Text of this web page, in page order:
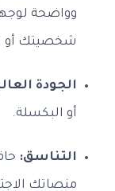
وواضحة
شخصيتك
الجودة
أو البكسلة.
التناسق:
منصاتك